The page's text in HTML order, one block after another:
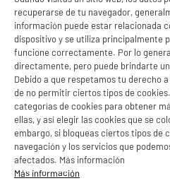
recuperarse de tu navegador,
información puede estar relacionada
dispositivo y se utiliza principalmente
funcione correctamente. Por lo
directamente, pero puede brindarte
Debido a que respetamos tu derecho
de no permitir ciertos tipos de
categorías de cookies para obtener
ellas, y así elegir las cookies que se
embargo, si bloqueas ciertos tipos de
navegación y los servicios que
afectados. Más información
Más información